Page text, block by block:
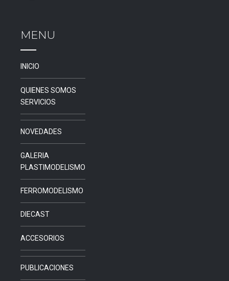
MENU
INICIO
QUIENES SOMOS
SERVICIOS
NOVEDADES
GALERIA
PLASTIMODELISMO
FERROMODELISMO
DIECAST
ACCESORIOS
PUBLICACIONES